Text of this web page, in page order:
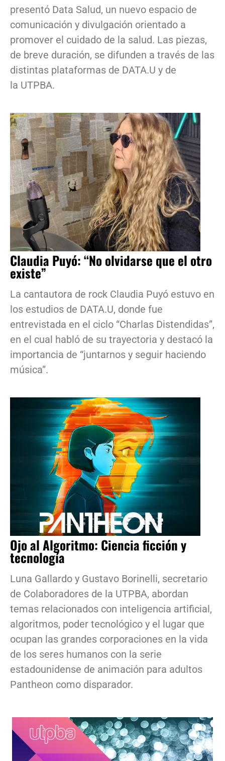
presentó Data Salud, un nuevo espacio de
comunicación y divulgación orientado a
promover el cuidado de la salud. Las piezas,
de breve duración, se difunden a través de las
distintas plataformas de DATA.U y de
la UTPBA.
Claudia Puyó: “No olvidarse que el otro
existe”
La cantautora de rock Claudia Puyó estuvo en
los estudios de DATA.U, donde fue
entrevistada en el ciclo “Charlas Distendidas”,
en el cual habló de su trayectoria y destacó la
importancia de “juntarnos y seguir haciendo
música”.
Ojo al Algoritmo: Ciencia ficción y
tecnología
Luna Gallardo y Gustavo Borinelli, secretario
de Colaboradores de la UTPBA, abordan
temas relacionados con inteligencia artificial,
algoritmos, poder tecnológico y el lugar que
ocupan las grandes corporaciones en la vida
de los seres humanos con la serie
estadounidense de animación para adultos
Pantheon como disparador.